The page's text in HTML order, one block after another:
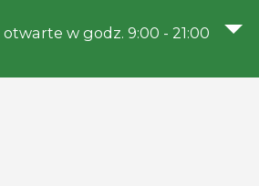
otwarte w godz. 9:00 - 21:00